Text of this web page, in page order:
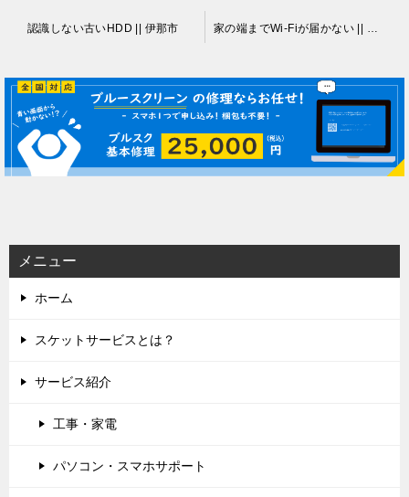
ナ
ビ
ゲ
ー
ン
認識しない古いHDD || 伊那市 家の端までWi-Fiが届かない || 伊那市
メニュー
ホーム
スケットサービスとは？
サービス紹介
工事・家電
パソコン・スマホサポート